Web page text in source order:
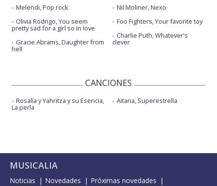
Melendi, Pop rock
Olivia Rodrigo, You seem
pretty sad for a girl so in love
Gracie Abrams, Daughter from
hell
Nil Moliner, Nexo
Foo Fighters, Your favorite toy
Charlie Puth, Whatever's
clever
CANCIONES
Rosalía y Yahritza y su Esencia,
La perla
Aitana, Superestrella
MUSICALIA
Noticias Novedades
Próximas novedades